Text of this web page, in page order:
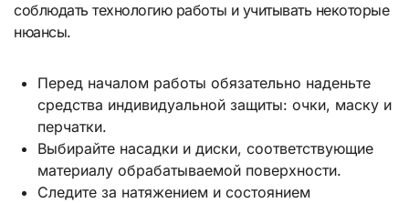
соблюдать технологию работы и учитывать некоторые
нюансы.
Перед началом работы обязательно наденьте
средства индивидуальной защиты: очки, маску и
перчатки.
Выбирайте насадки и диски, соответствующие
материалу обрабатываемой поверхности.
Следите за натяжением и состоянием